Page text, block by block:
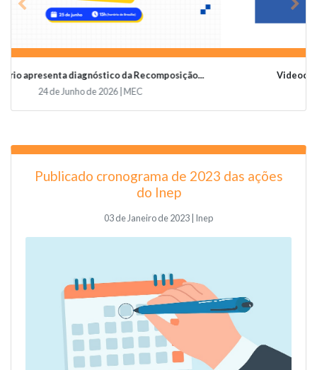
Videoconferência vai abordar o papel da educaçã...
19 de Junho de 2026 | Undime
Previous
Publicado cronograma de 2023 das ações
do Inep
03 de Janeiro de 2023 | Inep